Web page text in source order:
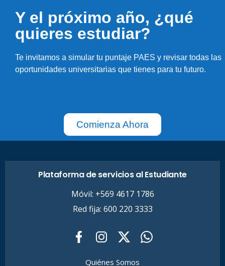
Y el próximo año, ¿qué
quieres estudiar?
Te invitamos a simular tu puntaje PAES y revisar todas las
oportunidades universitarias que tienes para tu futuro.
Comienza Ahora